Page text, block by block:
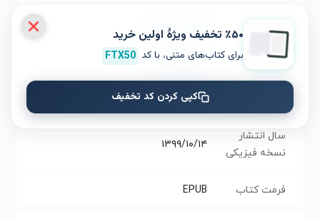
مترجم گیسو ناصری
انتشارات لیوسا
سال انتشار
نسخه فیزیکی
۱۳۹۹/۱۰/۱۴
فرمت کتاب EPUB
٪۵۰ تخفیف ویژۀ اولین خرید
برای کتاب‌های متنی، با کد FTX50
کپی کردن کد تخفیف